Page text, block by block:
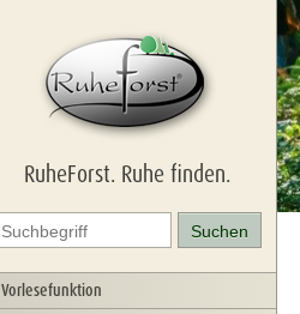
RuheForst. Ruhe finden.
Vorlesefunktion